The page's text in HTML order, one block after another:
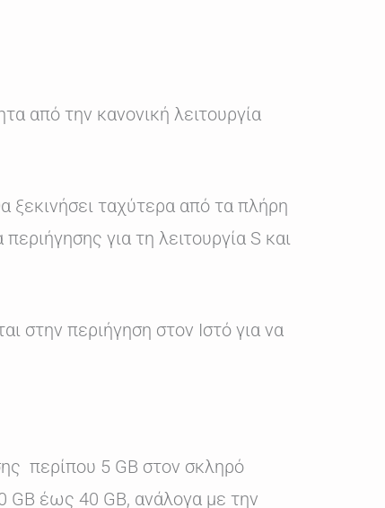
από την κανονική λειτουργία
ξεκινήσει ταχύτερα από τα πλήρη
για τη λειτουργία S και
στην περιήγηση στον Ιστό για να
περίπου 5 GB στον σκληρό
GB έως 40 GB, ανάλογα με την